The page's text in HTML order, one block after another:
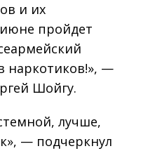
и их
пройдет
наркотиков!», —
Шойгу.
лучше,
— подчеркнул